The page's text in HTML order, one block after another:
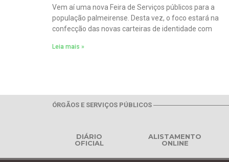
Vem aí uma nova Feira de Serviços públicos para a
população palmeirense. Desta vez, o foco estará na
confecção das novas carteiras de identidade com
Leia mais »
ÓRGÃOS E SERVIÇOS PÚBLICOS
DIÁRIO
OFICIAL
ALISTAMENTO
ONLINE